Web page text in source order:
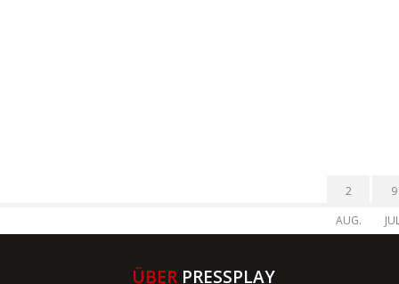
2
AUG.
9
ÜBER PRESSPLAY